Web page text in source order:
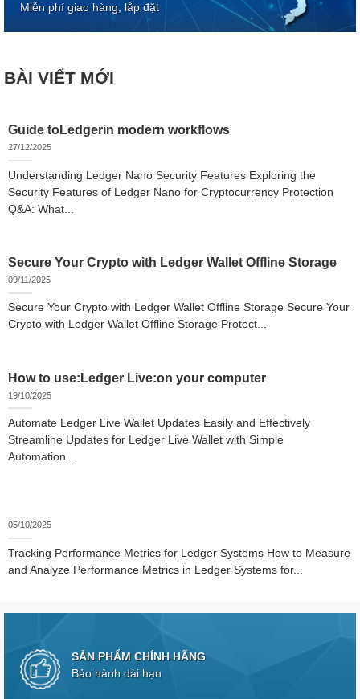
Miễn phí giao hàng, lắp đặt
BÀI VIẾT MỚI
Guide toLedgerin modern workflows
27/12/2025
Understanding Ledger Nano Security Features Exploring the
Security Features of Ledger Nano for Cryptocurrency Protection
Q&A: What...
Secure Your Crypto with Ledger Wallet Offline Storage
09/11/2025
Secure Your Crypto with Ledger Wallet Offline Storage Secure Your
Crypto with Ledger Wallet Offline Storage Protect...
How to use:Ledger Live:on your computer
19/10/2025
Automate Ledger Live Wallet Updates Easily and Effectively
Streamline Updates for Ledger Live Wallet with Simple
Automation...
05/10/2025
Tracking Performance Metrics for Ledger Systems How to Measure
and Analyze Performance Metrics in Ledger Systems for...
SẢN PHẨM CHÍNH HÃNG
Bảo hành dài hạn